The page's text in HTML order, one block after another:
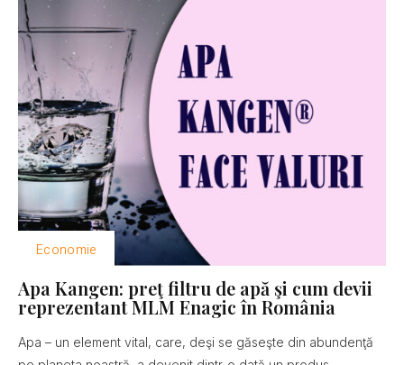
Economie
Apa Kangen: preţ filtru de apă şi cum devii
reprezentant MLM Enagic în România
Apa – un element vital, care, deşi se găseşte din abundenţă